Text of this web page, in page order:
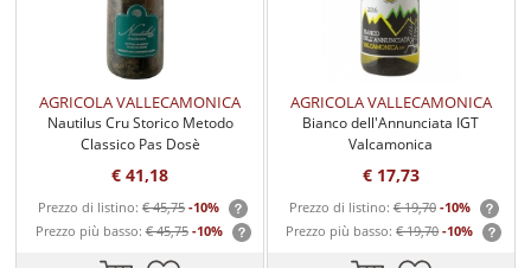
AGRICOLA VALLECAMONICA
Nautilus Cru Storico Metodo
Classico Pas Dosè
€ 41,18
Prezzo di listino:€ 45,75 -10%
Prezzo più basso:€ 45,75 -10%
AGRICOLA VALLECAMONICA
Bianco dell'Annunciata IGT
Valcamonica
€ 17,73
Prezzo di listino:€ 19,70 -10%
Prezzo più basso:€ 19,70 -10%